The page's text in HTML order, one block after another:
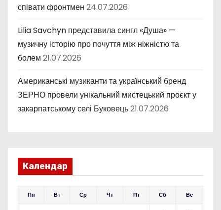
співати фронтмен 24.07.2026
Lilia Savchyn представила сингл «Душа» —
музичну історію про почуття між ніжністю та
болем 21.07.2026
Американські музиканти та український бренд
ЗЕРНО провели унікальний мистецький проєкт у
закарпатському селі Буковець21.07.2026
Календар
Пн Вт Ср Чт Пт Сб Вс